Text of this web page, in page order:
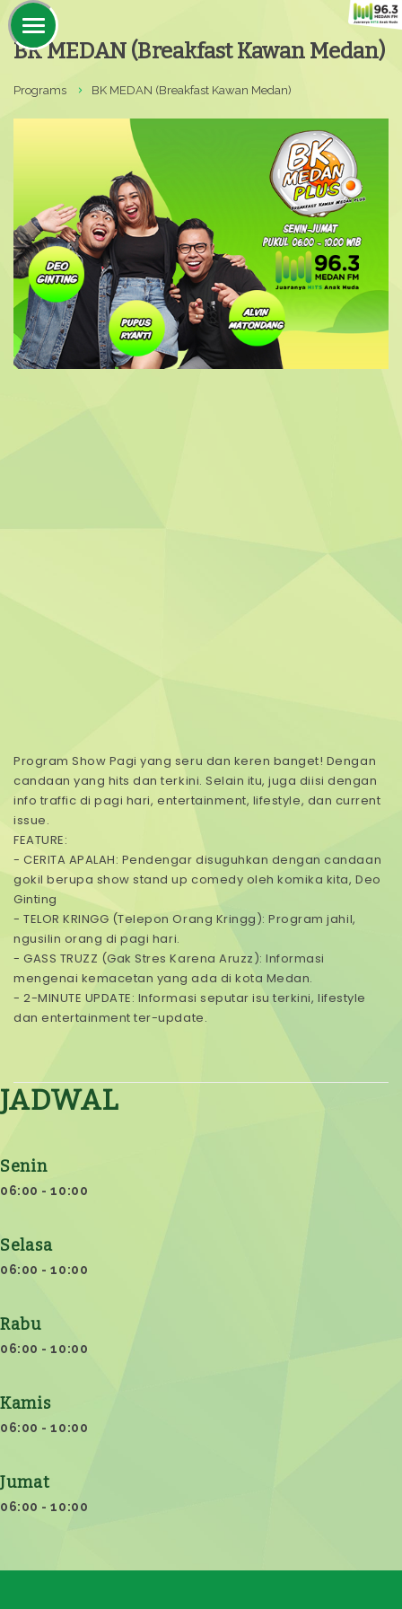
BK MEDAN (Breakfast Kawan Medan)
Programs BK MEDAN (Breakfast Kawan Medan)
Program Show Pagi yang seru dan keren banget! Dengan
candaan yang hits dan terkini. Selain itu, juga diisi dengan
info traffic di pagi hari, entertainment, lifestyle, dan current
issue.
FEATURE:
- CERITA APALAH: Pendengar disuguhkan dengan candaan
gokil berupa show stand up comedy oleh komika kita, Deo
Ginting
- TELOR KRINGG (Telepon Orang Kringg): Program jahil,
ngusilin orang di pagi hari.
- GASS TRUZZ (Gak Stres Karena Aruzz): Informasi
mengenai kemacetan yang ada di kota Medan.
- 2-MINUTE UPDATE: Informasi seputar isu terkini, lifestyle
dan entertainment ter-update.
JADWAL
Senin
06:00 - 10:00
Selasa
06:00 - 10:00
Rabu
06:00 - 10:00
Kamis
06:00 - 10:00
Jumat
06:00 - 10:00